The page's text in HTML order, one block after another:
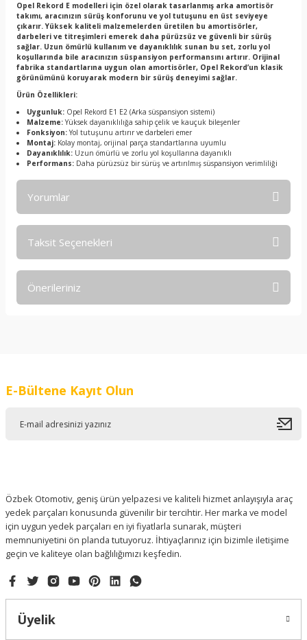
Opel Rekord E modelleri için özel olarak tasarlanmış arka amortisör
takımı, aracınızın sürüş konforunu ve yol tutuşunu en üst seviyeye
çıkarır. Yüksek kaliteli malzemelerden üretilen bu amortisörler,
darbeleri ve titreşimleri emerek daha pürüzsüz ve güvenli bir sürüş
sağlar. Uzun ömürlü kullanım ve dayanıklılık sunan bu set, zorlu yol
koşullarında bile aracınızın süspansiyon performansını artırır. Orijinal
fabrika standartlarına uygun olan amortisörler, Opel Rekord’un klasik
görünümünü koruyarak modern bir sürüş deneyimi sağlar.
Ürün Özellikleri:
Uygunluk: Opel Rekord E1 E2 (Arka süspansiyon sistemi)
Malzeme:Yüksek dayanıklılığa sahip çelik ve kauçuk bileşenler
Fonksiyon:Yol tutuşunu artırır ve darbeleri emer
Montaj: Kolay montaj, orijinal parça standartlarına uyumlu
Dayanıklılık: Uzun ömürlü ve zorlu yol koşullarına dayanıklı
Performans: Daha pürüzsüz bir sürüş ve artırılmış süspansiyon verimliliği
Yorumlar
Taksit Seçenekleri
Önerileriniz
Ürün resmi kalitesiz, bozuk veya görüntülenemiyor.
Gönder
E-Bültene Kayıt Olun
Özbek Otomotiv, geniş ürün yelpazesi ve kaliteli hizmet anlayışıyla araç
yedek parçaları konusunda güvenilir bir tercihtir. Her marka ve model
için uygun yedek parçaları en iyi fiyatlarla sunarak, müşteri
memnuniyetini ön planda tutuyoruz. İhtiyaçlarınız için bizimle iletişime
geçin ve kaliteye olan bağlılığımızı keşfedin.
Üyelik